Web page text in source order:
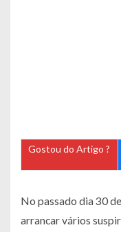
Gostou do Artigo ?
No passado dia 30
arrancar vários